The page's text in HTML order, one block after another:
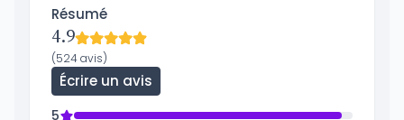
Résumé
4.9
(524 avis)
Écrire un avis
5